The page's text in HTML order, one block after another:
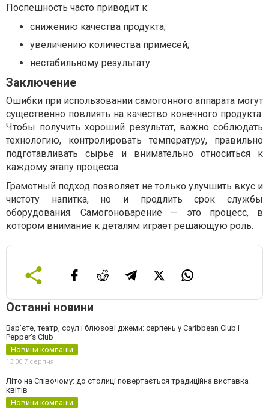
Поспешность часто приводит к:
снижению качества продукта;
увеличению количества примесей;
нестабильному результату.
Заключение
Ошибки при использовании самогонного аппарата могут
существенно повлиять на качество конечного продукта.
Чтобы получить хороший результат, важно соблюдать
технологию, контролировать температуру, правильно
подготавливать сырье и внимательно относиться к
каждому этапу процесса.
Грамотный подход позволяет не только улучшить вкус и
чистоту напитка, но и продлить срок службы
оборудования. Самогоноварение — это процесс, в
котором внимание к деталям играет решающую роль.
Останні новини
Вар’єте, театр, соул і блюзові джеми: серпень у Caribbean Club і
Pepper's Club
Новини компаній
13:00,7 серпня
Літо на Співочому: до столиці повертається традиційна виставка
квітів
Новини компаній